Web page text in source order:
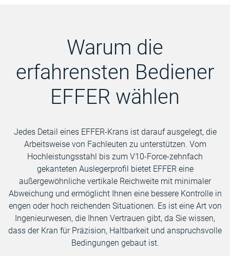
Warum die
erfahrensten Bediener
EFFER wählen
Jedes Detail eines EFFER-Krans ist darauf ausgelegt, die
Arbeitsweise von Fachleuten zu unterstützen. Vom
Hochleistungsstahl bis zum V10-Force-zehnfach
gekanteten Auslegerprofil bietet EFFER eine
außergewöhnliche vertikale Reichweite mit minimaler
Abweichung und ermöglicht Ihnen eine bessere Kontrolle in
engen oder hoch reichenden Situationen. Es ist eine Art von
Ingenieurwesen, die Ihnen Vertrauen gibt, da Sie wissen,
dass der Kran für Präzision, Haltbarkeit und anspruchsvolle
Bedingungen gebaut ist.